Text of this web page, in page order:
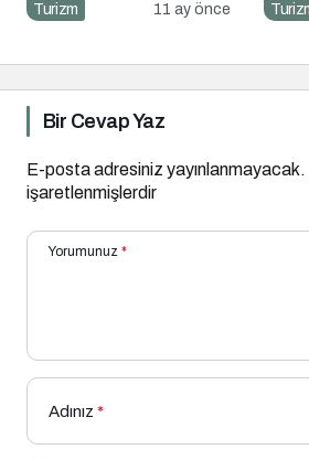
Atina’dan Cidde’ye
Turizm 11 ay önce
Bir Cevap Yaz
E-posta adresiniz yayınlanmayacak.
işaretlenmişlerdir
Yorumunuz *
Adınız *